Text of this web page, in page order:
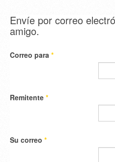
Envíe por correo
amigo.
Correo para *
Remitente *
Su correo *